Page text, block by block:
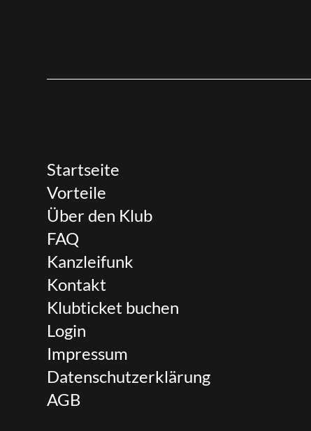
Startseite
Vorteile
Über den Klub
FAQ
Kanzleifunk
Kontakt
Klubticket buchen
Login
Impressum
Datenschutzerklärung
AGB